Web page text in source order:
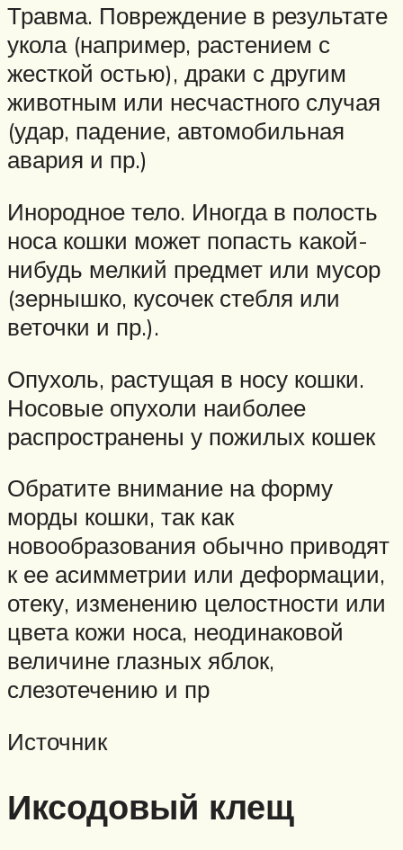
Травма. Повреждение в результате
укола (например, растением с
жесткой остью), драки с другим
животным или несчастного случая
(удар, падение, автомобильная
авария и пр.)
Инородное тело. Иногда в полость
носа кошки может попасть какой-
нибудь мелкий предмет или мусор
(зернышко, кусочек стебля или
веточки и пр.).
Опухоль, растущая в носу кошки.
Носовые опухоли наиболее
распространены у пожилых кошек
Обратите внимание на форму
морды кошки, так как
новообразования обычно приводят
к ее асимметрии или деформации,
отеку, изменению целостности или
цвета кожи носа, неодинаковой
величине глазных яблок,
слезотечению и пр
Источник
Иксодовый клещ